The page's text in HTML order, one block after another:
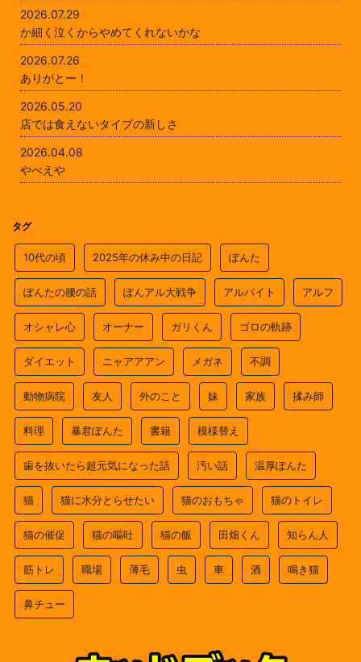
2026.07.29
か細く泣くからやめてくれないかな
2026.07.26
ありがとー！
2026.05.20
店では食えないタイプの新しさ
2026.04.08
やべえや
タグ
10代の頃 2025年の休み中の日記 ぽんた
ぽんたの腰の話 ぽんアル大戦争 アルバイト アルフ
オシャレ心 オーナー ガリくん ゴロの軌跡
ダイエット ニャアアアン メガネ 不調
動物病院 友人 外のこと 妹 家族 揉み師
料理 暴君ぽんた 書籍 模様替え
歯を抜いたら超元気になった話 汚い話 温厚ぽんた
猫 猫に水分とらせたい 猫のおもちゃ 猫のトイレ
猫の催促 猫の嘔吐 猫の飯 田畑くん 知らん人
筋トレ 職場 薄毛 虫 車 酒 鳴き猫
鼻チュー